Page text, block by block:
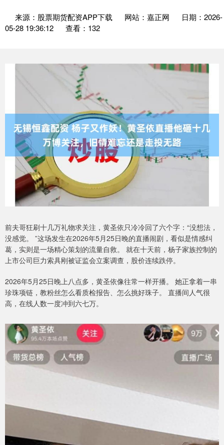
来源：股票期货配资APP下载 网站：嘉正网
日期：2026-
05-28 19:36:12
查看：132
前夫哥狂刷十几万礼物求关注，黄圣依只冷冷回了六个字：“没想法，
没感觉。 ”这场发生在2026年5月25日晚的直播闹剧，看似是情感纠
葛，实则是一场精心策划的流量自救。 就在十天前，杨子家族控制的
上市公司巨力索具刚被证监会立案调查，股价连续跌停。
2026年5月25日晚上八点多，黄圣依像往常一样开播。 她正拿着一串
珍珠项链，教粉丝怎么看质检报告、怎么挑好珠子。 直播间人气很
高，在线人数一度冲到六七万。